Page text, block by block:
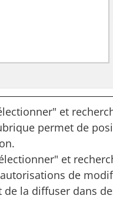
et
permet de
et
de
la diffuser dans